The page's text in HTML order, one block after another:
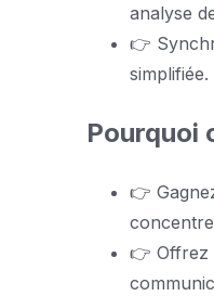
analyse
👉
simplifiée.
Pourquoi
👉
👉 Offrez